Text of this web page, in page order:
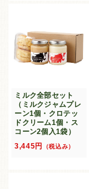
ミルク全部セット
（ミルクジャムプレ
ーン1個・クロテッ
ドクリーム1個・ス
コーン2個入1袋）
3,445円
（税込み）